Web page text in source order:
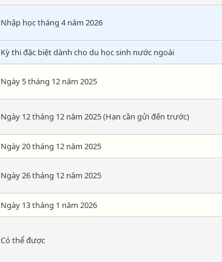
Nhập học tháng 4 năm 2026
Kỳ thi đặc biệt dành cho du học sinh nước ngoài
Ngày 5 tháng 12 năm 2025
Ngày 12 tháng 12 năm 2025 (Hạn cần gửi đến trước)
Ngày 20 tháng 12 năm 2025
Ngày 26 tháng 12 năm 2025
Ngày 13 tháng 1 năm 2026
Có thể được